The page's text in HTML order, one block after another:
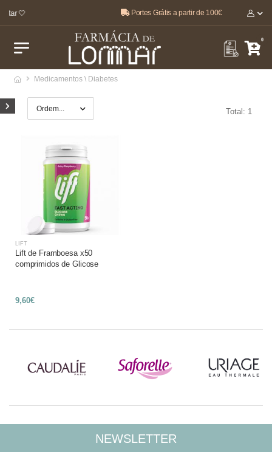
🤍 Portes Grátis a partir de 100€
0
Medicamentos \ Diabetes
Total: 1
LIFT
Lift de Framboesa x50
comprimidos de Glicose
9,60€
NEWSLETTER